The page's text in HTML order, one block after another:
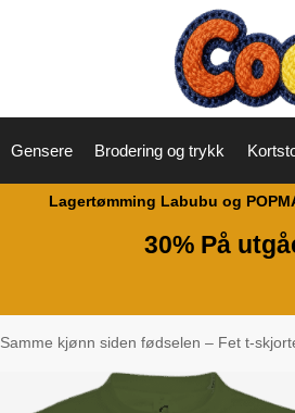
Gensere Brodering og trykk
Lagertømming Labubu og
30% På
Samme kjønn siden fødselen – Fet t-